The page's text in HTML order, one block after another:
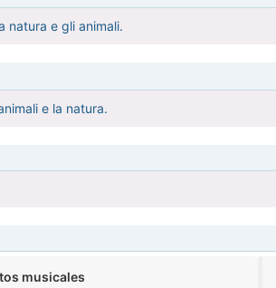
natura e gli animali.
e la natura.
musicales